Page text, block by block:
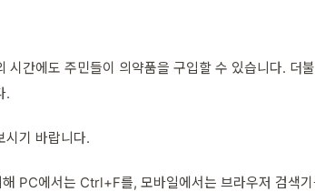
간에도 주민들이 의약품을 구입할 수 있습니다. 더
.
시기 바랍니다.
PC에서는 Ctrl+F를, 모바일에서는 브라우저 검색